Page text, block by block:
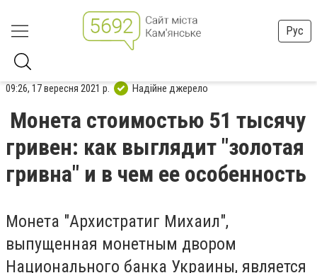
Рус
09:26, 17 вересня 2021 р. Надійне джерело
Монета стоимостью 51 тысячу
гривен: как выглядит "золотая
гривна" и в чем ее особенность
Монета "Архистратиг Михаил",
выпущенная монетным двором
Национального банка Украины, является